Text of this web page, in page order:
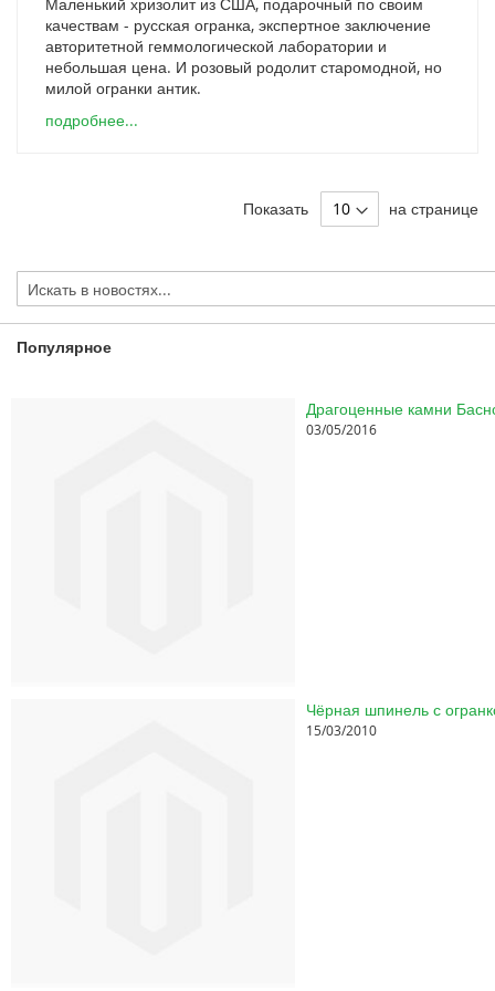
качествам - русская огранка, экспертное заключение
авторитетной геммологической лаборатории и
небольшая цена. И розовый родолит старомодной, но
милой огранки антик.
подробнее...
Показать на странице
Популярное
03/05/2016
Чёрная шпинель с
15/03/2010